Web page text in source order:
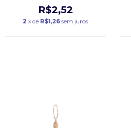
R$2,52
2 x de R$1,26 sem juros